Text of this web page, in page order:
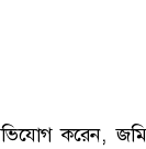
করেন, জমি